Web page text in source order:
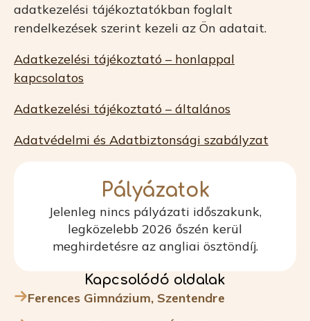
adatkezelési tájékoztatókban foglalt
rendelkezések szerint kezeli az Ön adatait.
Adatkezelési tájékoztató – honlappal
kapcsolatos
Adatkezelési tájékoztató – általános
Adatvédelmi és Adatbiztonsági szabályzat
Pályázatok
Jelenleg nincs pályázati időszakunk,
legközelebb 2026 őszén kerül
meghirdetésre az angliai ösztöndíj.
Kapcsolódó oldalak
Ferences Gimnázium, Szentendre